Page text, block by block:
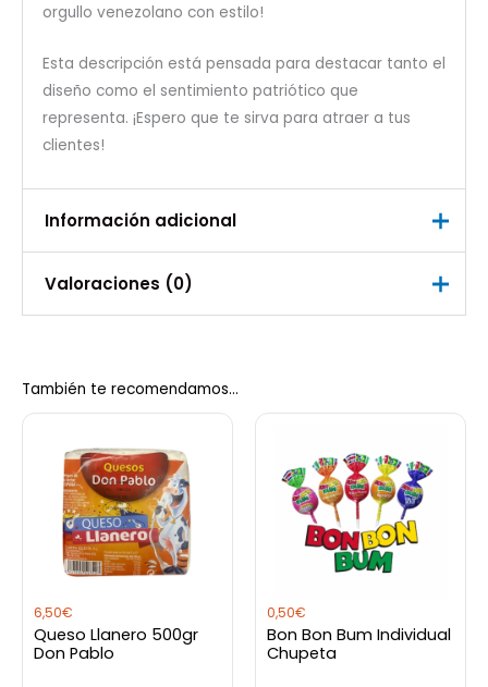
orgullo venezolano con estilo!
Esta descripción está pensada para destacar tanto el
diseño como el sentimiento patriótico que
representa. ¡Espero que te sirva para atraer a tus
clientes!
Información adicional
Peso
Valoraciones (0)
Sé el primero en valorar “Gorra
Vinotinto VZLA”
Debesaccederpara publicar una valoración.
También te recomendamos…
6,50€
Queso Llanero 500gr
Don Pablo
0,50€
Bon Bon Bum Individual
Chupeta